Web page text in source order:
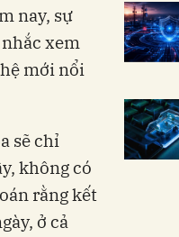
nay, sự
xem
mới nổi
sẽ chỉ
không có
rằng kết
ở cả